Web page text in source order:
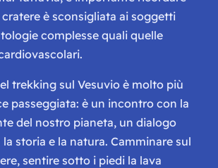
è sconsigliata ai soggetti
complesse quali quelle
trekking sul Vesuvio è molto più
passeggiata: è un incontro con la
del nostro pianeta, un dialogo
storia e la natura. Camminare sul
sentire sotto i piedi la lava